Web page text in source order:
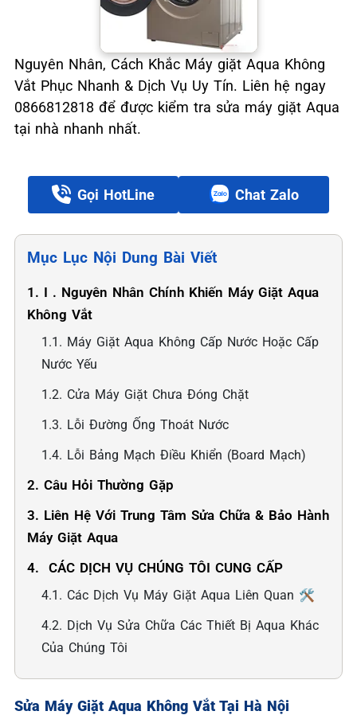
Nguyên Nhân, Cách Khắc Máy giặt Aqua Không
Vắt Phục Nhanh & Dịch Vụ Uy Tín. Liên hệ ngay
0866812818 để được kiểm tra sửa máy giặt Aqua
tại nhà nhanh nhất.
Gọi HotLine Chat Zalo
Mục Lục Nội Dung Bài Viết
1. ️I . Nguyên Nhân Chính Khiến Máy Giặt Aqua
Không Vắt
1.1. Máy Giặt Aqua Không Cấp Nước Hoặc Cấp
Nước Yếu
1.2. Cửa Máy Giặt Chưa Đóng Chặt
1.3. Lỗi Đường Ống Thoát Nước
1.4. Lỗi Bảng Mạch Điều Khiển (board Mạch)
2. Câu Hỏi Thường Gặp
3. Liên Hệ Với Trung Tâm Sửa Chữa & Bảo Hành
Máy Giặt Aqua
4. ️ CÁC DỊCH VỤ CHÚNG TÔI CUNG CẤP
4.1. Các Dịch Vụ Máy Giặt Aqua Liên Quan 🛠️
4.2. Dịch Vụ Sửa Chữa Các Thiết Bị Aqua Khác
Của Chúng Tôi
Sửa Máy Giặt Aqua Không Vắt Tại Hà Nội